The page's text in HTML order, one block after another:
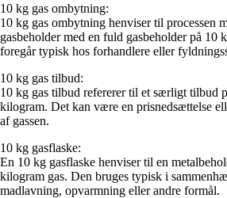
10 kg gas ombytning:
10 kg gas ombytning henviser til processen
gasbeholder med en fuld gasbeholder på 10
foregår typisk hos forhandlere eller
10 kg gas tilbud:
10 kg gas tilbud refererer til et særligt tilbud
kilogram. Det kan være en prisnedsættelse
af gassen.
10 kg gasflaske:
En 10 kg gasflaske henviser til en
kilogram gas. Den bruges typisk i
madlavning, opvarmning eller andre formål.